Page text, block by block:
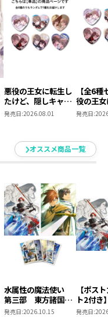
悪役の王女に転生し
たけど、隠しキャラ
が隠れてない。 ラ
発売日:2026.08.01
【全6
役の王
けど、
ジ コン
ット
発売日:
オススメ商品一覧
水属性の魔法使い
第三部 東方諸国編
8 同時発売まとめ
発売日:2026.10.15
【ポス
ト2付き
魔法使
発売日: